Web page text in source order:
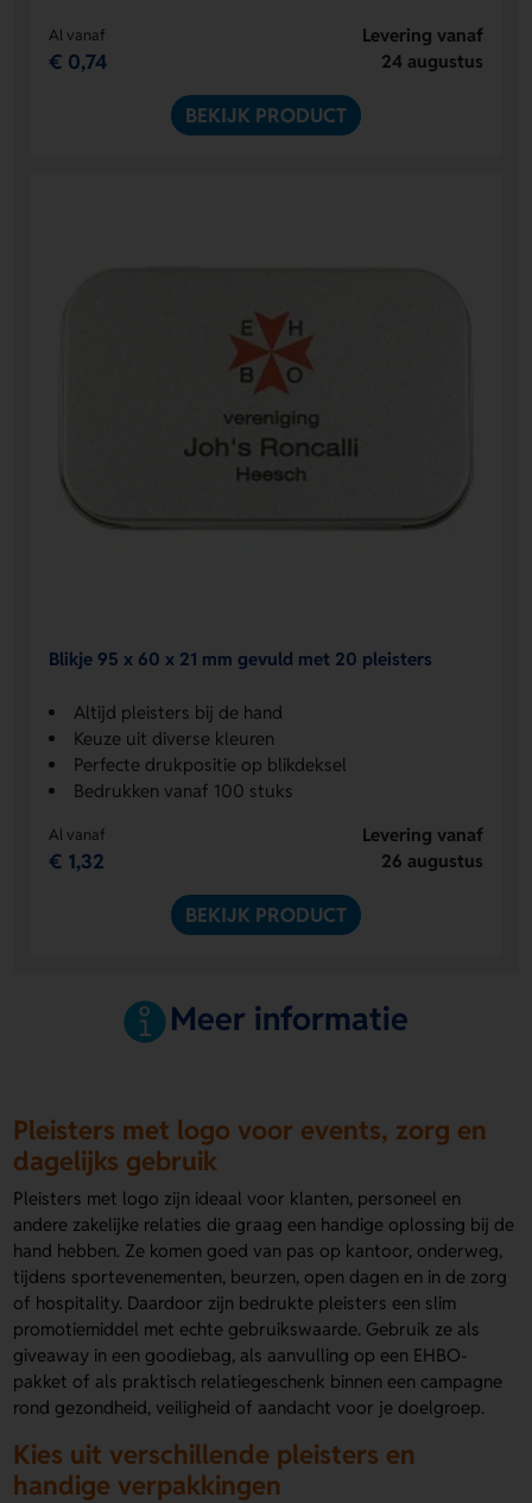
Al vanaf
€ 0,74
Levering vanaf
24 augustus
BEKIJK PRODUCT
Blikje 95 x 60 x 21 mm gevuld met 20 pleisters
Altijd pleisters bij de hand
Keuze uit diverse kleuren
Perfecte drukpositie op blikdeksel
Bedrukken vanaf 100 stuks
Al vanaf
€ 1,32
Levering vanaf
26 augustus
BEKIJK PRODUCT
Meer informatie
Pleisters met logo voor events, zorg en
dagelijks gebruik
Pleisters met logo zijn ideaal voor klanten, personeel en
andere zakelijke relaties die graag een handige oplossing bij de
hand hebben. Ze komen goed van pas op kantoor, onderweg,
tijdens sportevenementen, beurzen, open dagen en in de zorg
of hospitality. Daardoor zijn bedrukte pleisters een slim
promotiemiddel met echte gebruikswaarde. Gebruik ze als
giveaway in een goodiebag, als aanvulling op een EHBO-
pakket of als praktisch relatiegeschenk binnen een campagne
rond gezondheid, veiligheid of aandacht voor je doelgroep.
Kies uit verschillende pleisters en
handige verpakkingen